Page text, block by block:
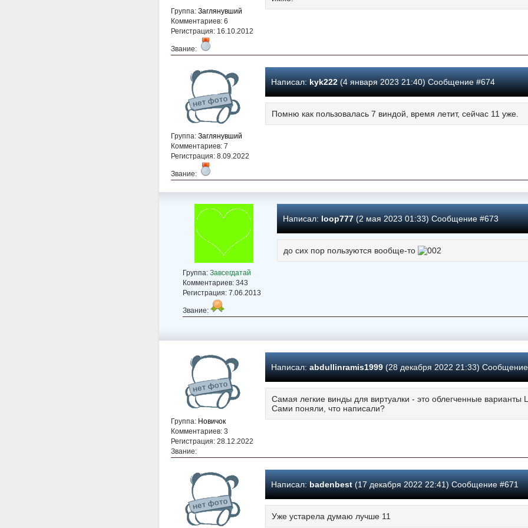
Группа: Заглянувший
Комментариев: 6
Регистрация: 16.10.2012
Звание:
Группа: Заглянувший
Комментариев: 7
Регистрация: 8.09.2022
Звание:
Написал: kyk222(4 января 2023 21:40) Сообщение #674
Помню как пользовалась 7 виндой, время летит, сейчас 11 уже.
Группа: Завсегдатай
Комментариев: 343
Регистрация: 7.06.2013
Звание:
Написал: loop777(2 мая 2023 01:33) Сообщение #673
до сих пор пользуются вообще-то
Группа: Новичок
Комментариев: 3
Регистрация: 28.12.2022
Звание:
Написал: abdullinramis1999(28 декабря 2022 21:33)
Самая легкие винды для виртуалки - это облегченные варианты
Сами поняли, что написали?
Написал: badenbest(17 декабря 2022 22:41) Сообщение #671
Уже устарела думаю лучше 11